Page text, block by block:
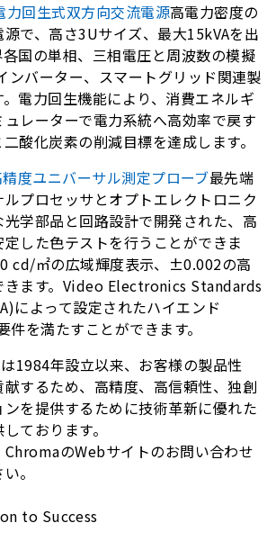
回生式双方向交流電源高電力密度の
で、高さ3Uサイズ、最大15kVAを出
国の単相、三相電圧と周波数の模擬
ンバーター、スマートグリッド関連製
電力回生機能により、消費エネルギ
レーターで電力系統へ高効率で戻す
酸化炭素の削減目標を達成します。
度ユニバーサル測定プローブ最先端
プロセッサとオプトエレクトロニク
学部品と回路設計で開発された、高
した色テストを行うことができま
cd/㎡の広域輝度表示、±0.002の高
きます。Video Electronics Standards
によって設定されたハイエンド
件を満たすことができます。
1984年設立以来、お客様の製品性
するため、高精度、高信頼性、独創
を提供するために技術革新に優れた
ております。
のWebサイトのお問い合わせ
。
to Success